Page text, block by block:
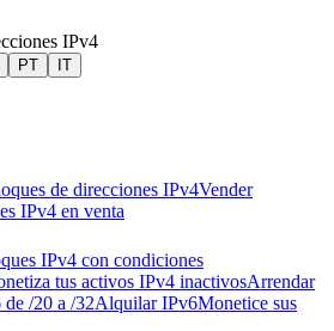
IPv4
PT IT
de direcciones IPv4Vender
IPv4 en venta
IPv4 con condiciones
tus activos IPv4 inactivosArrendar
/20 a /32Alquilar IPv6Monetice sus